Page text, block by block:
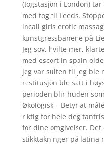
(togstasjon i London)
med tog til Leeds.
incall girls erotic
kunstgressbanene på
Jeg sov, hvilte mer,
med escort in spain
jeg var sulten til jeg ble
restitusjon ble satt i
perioden blir huden
Økologisk – Betyr at
riktig for hele deg
for dine omgivelser.
stikktakninger på latina